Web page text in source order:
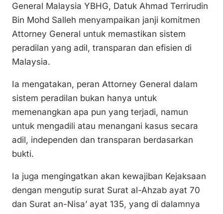
General Malaysia YBHG, Datuk Ahmad Terrirudin
Bin Mohd Salleh menyampaikan janji komitmen
Attorney General untuk memastikan sistem
peradilan yang adil, transparan dan efisien di
Malaysia.
Ia mengatakan, peran Attorney General dalam
sistem peradilan bukan hanya untuk
memenangkan apa pun yang terjadi, namun
untuk mengadili atau menangani kasus secara
adil, independen dan transparan berdasarkan
bukti.
Ia juga mengingatkan akan kewajiban Kejaksaan
dengan mengutip surat Surat al-Ahzab ayat 70
dan Surat an-Nisa’ ayat 135, yang di dalamnya